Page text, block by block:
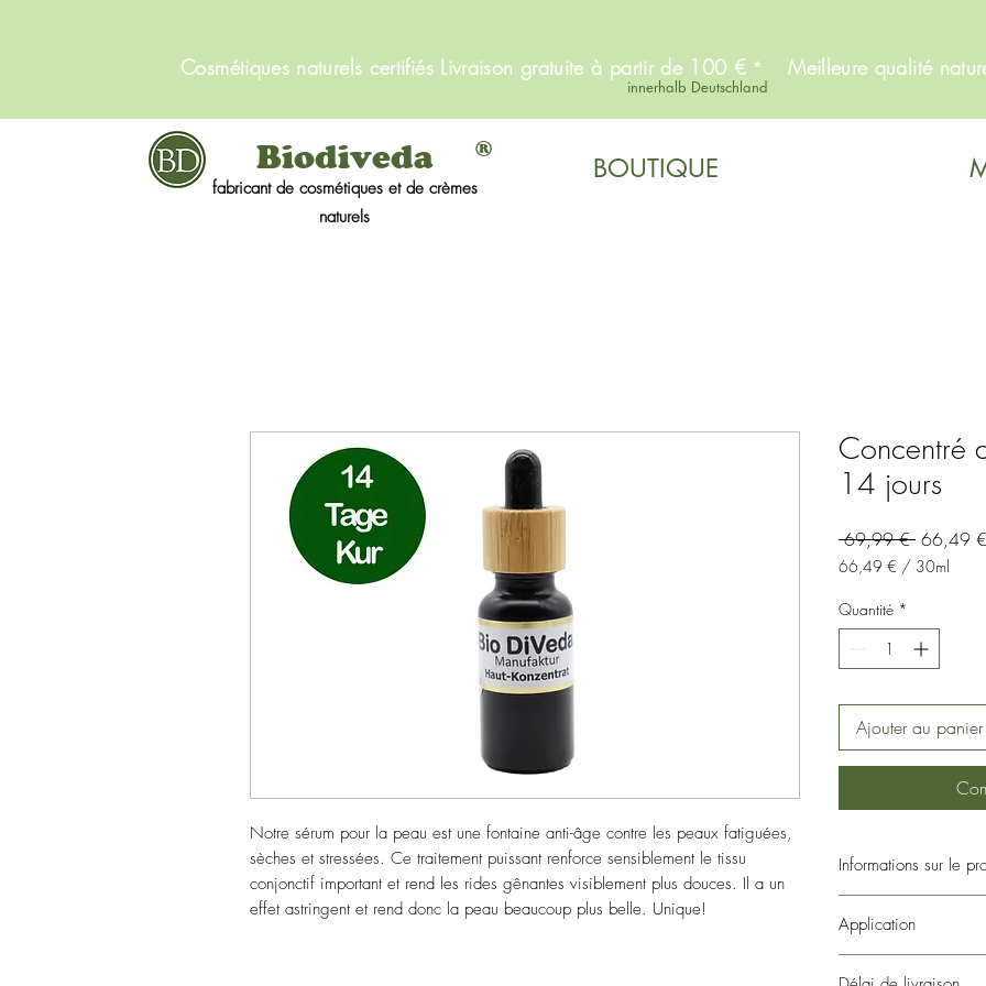
Cosmétiques naturels certifiés Livraison gratuite à partir de 100 € * Meilleure qualité
innerhalb Deutschland
Biodiveda
fabricant de cosmétiques et de crèmes
naturels
®
BOUTIQUE
Notre sérum pour la peau est une fontaine anti-âge contre les peaux fatiguées,
sèches et stressées. Ce traitement puissant renforce sensiblement le tissu
conjonctif important et rend les rides gênantes visiblement plus douces. Il a un
effet astringent et rend donc la peau beaucoup plus belle. Unique!
Concentré
14 jours
69,99 € Prix
original
66,49 €
66,49 € / 30ml
pour
30
Millilitres
Quantité *
Ajouter au panier
Informations sur le
Concentré anti-âge
Des vitamines
lifting
Application